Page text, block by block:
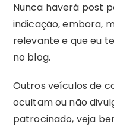
Nunca haverá post
indicação, embora,
relevante e que eu
no blog.
Outros veículos de
ocultam ou não
patrocinado, veja